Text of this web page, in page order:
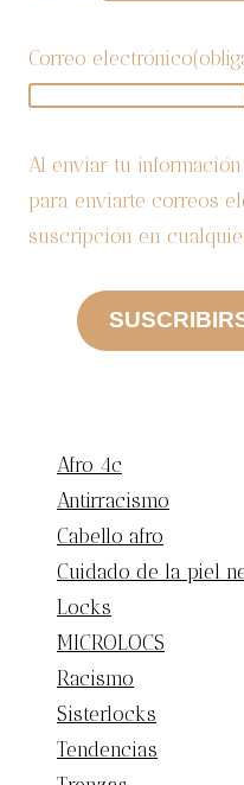
Correo electrónico
Al enviar tu
para enviarte correos
suscripción en
Afro 4c
Antirracismo
Cabello afro
Cuidado de la piel
Locks
MICROLOCS
Racismo
Sisterlocks
Tendencias